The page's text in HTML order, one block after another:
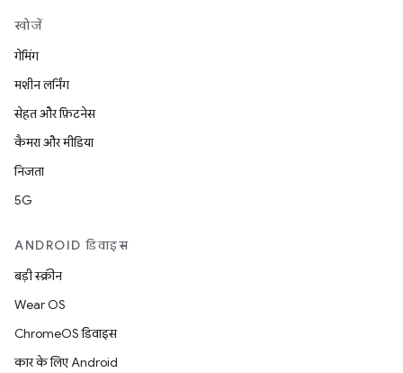
खोजें
गेमिंग
मशीन लर्निंग
सेहत और फ़िटनेस
कैमरा और मीडिया
निजता
5G
ANDROID डिवाइस
बड़ी स्क्रीन
Wear OS
ChromeOS डिवाइस
कार के लिए Android